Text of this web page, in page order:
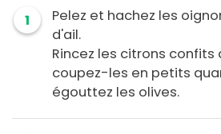
1
Pelez et hachez les
d'ail.
Rincez les citrons confits
coupez-les en petits
égouttez les olives.